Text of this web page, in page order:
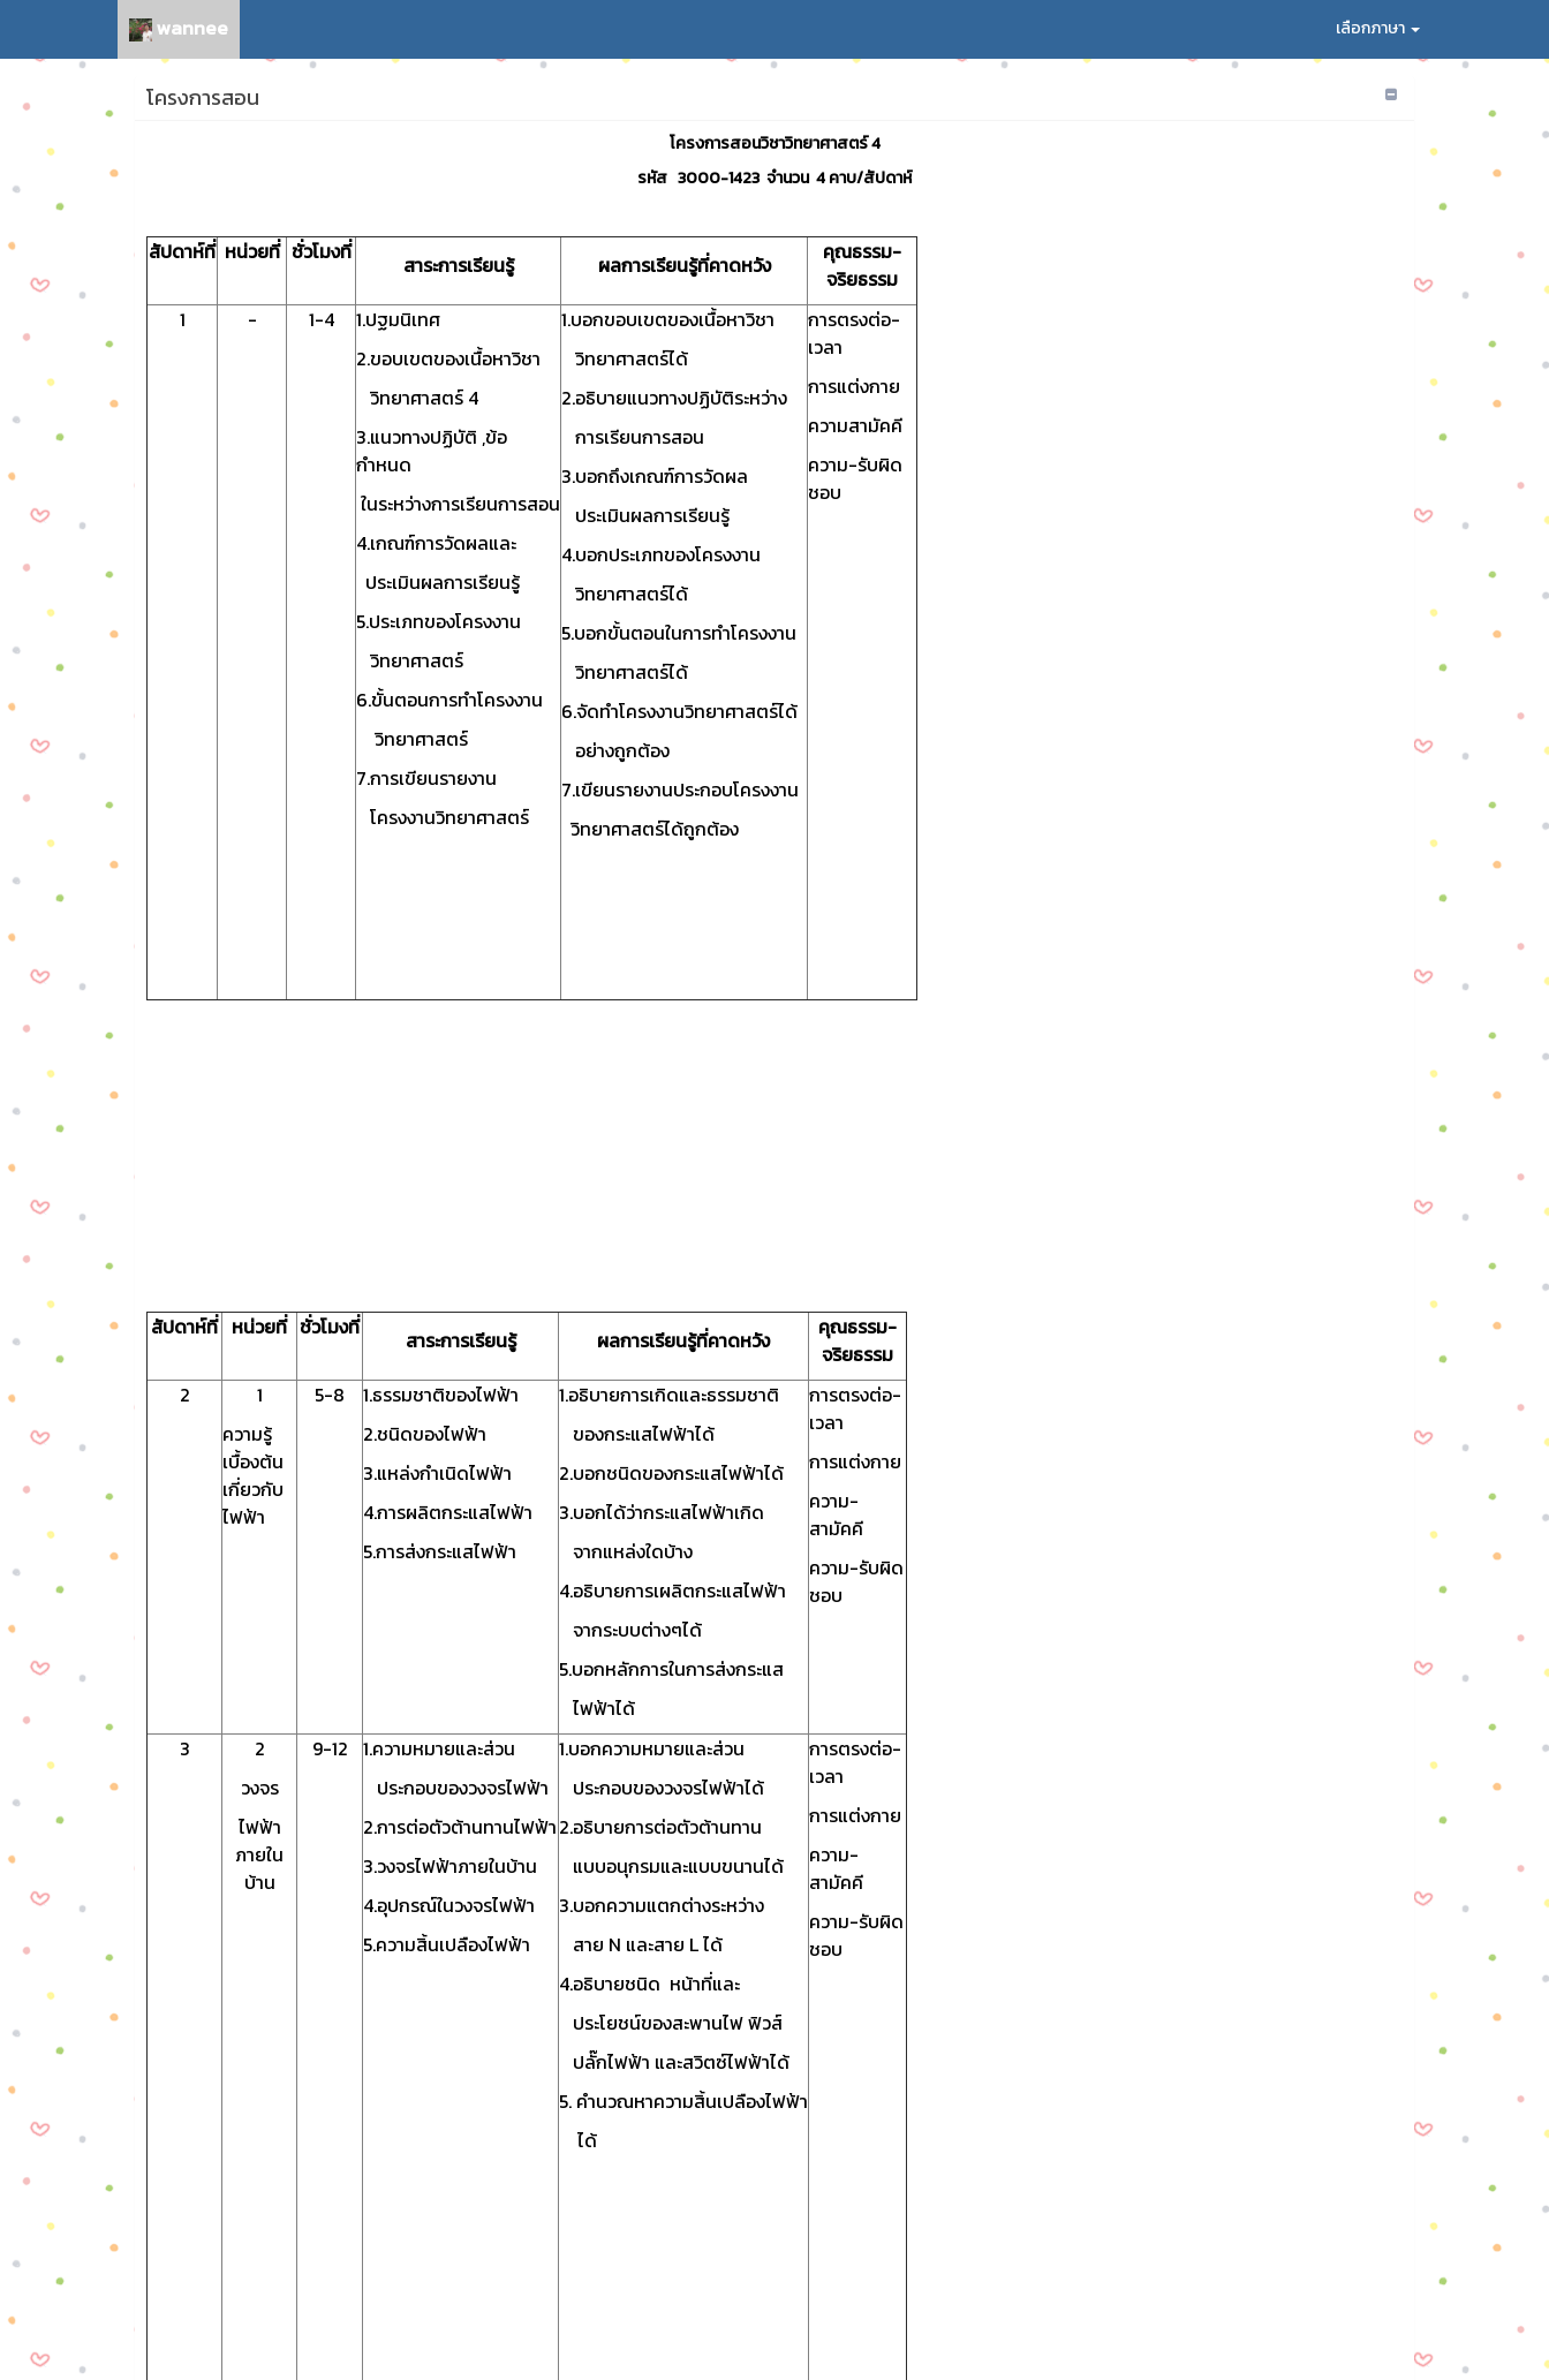
wannee เลือกภาษา
โครงการสอน
โครงการสอนวิชาวิทยาศาสตร์ 4
รหัส 3000-1423 จำนวน 4 คาบ/สัปดาห์
สัปดาห์ที่ หน่วยที่ ชั่วโมงที่ สาระการเรียนรู้ ผลการเรียนรู้ที่คาดหวัง
คุณธรรม-
จริยธรรม
1
- 1-4
1.ปฐมนิเทศ
2.ขอบเขตของเนื้อหาวิชา
วิทยาศาสตร์ 4
3.แนวทางปฏิบัติ ,ข้อ
กำหนด
ในระหว่างการเรียนการสอน
4.เกณฑ์การวัดผลและ
ประเมินผลการเรียนรู้
5.ประเภทของโครงงาน
วิทยาศาสตร์
6.ขั้นตอนการทำโครงงาน
วิทยาศาสตร์
7.การเขียนรายงาน
โครงงานวิทยาศาสตร์
1.บอกขอบเขตของเนื้อหาวิชา
วิทยาศาสตร์ได้
2.อธิบายแนวทางปฏิบัติระหว่าง
การเรียนการสอน
3.บอกถึงเกณฑ์การวัดผล
ประเมินผลการเรียนรู้
4.บอกประเภทของโครงงาน
วิทยาศาสตร์ได้
5.บอกขั้นตอนในการทำโครงงาน
วิทยาศาสตร์ได้
6.จัดทำโครงงานวิทยาศาสตร์ได้
อย่างถูกต้อง
7.เขียนรายงานประกอบโครงงาน
วิทยาศาสตร์ได้ถูกต้อง
การตรงต่อ-
เวลา
การแต่งกาย
ความสามัคคี
ความ-รับผิด
ชอบ
สัปดาห์ที่ หน่วยที่ ชั่วโมงที่ สาระการเรียนรู้ ผลการเรียนรู้ที่คาดหวัง
คุณธรรม-
จริยธรรม
2
1
ความรู้
เบื้องต้น
เกี่ยวกับ
ไฟฟ้า
5-8
1.ธรรมชาติของไฟฟ้า
2.ชนิดของไฟฟ้า
3.แหล่งกำเนิดไฟฟ้า
4.การผลิตกระแสไฟฟ้า
5.การส่งกระแสไฟฟ้า
1.อธิบายการเกิดและธรรมชาติ
ของกระแสไฟฟ้าได้
2.บอกชนิดของกระแสไฟฟ้าได้
3.บอกได้ว่ากระแสไฟฟ้าเกิด
จากแหล่งใดบ้าง
4.อธิบายการเผลิตกระแสไฟฟ้า
จากระบบต่างๆได้
5.บอกหลักการในการส่งกระแส
ไฟฟ้าได้
การตรงต่อ-
เวลา
การแต่งกาย
ความ-
สามัคคี
ความ-รับผิด
ชอบ
3
2
วงจร
ไฟฟ้า
ภายใน
บ้าน
9-12 1.ความหมายและส่วน
ประกอบของวงจรไฟฟ้า
2.การต่อตัวต้านทานไฟฟ้า
3.วงจรไฟฟ้าภายในบ้าน
4.อุปกรณ์ในวงจรไฟฟ้า
5.ความสิ้นเปลืองไฟฟ้า
1.บอกความหมายและส่วน
ประกอบของวงจรไฟฟ้าได้
2.อธิบายการต่อตัวต้านทาน
แบบอนุกรมและแบบขนานได้
3.บอกความแตกต่างระหว่าง
สาย N และสาย L ได้
4.อธิบายชนิด หน้าที่และ
ประโยชน์ของสะพานไฟ ฟิวส์
ปลั๊กไฟฟ้า และสวิตซ์ไฟฟ้าได้
5. คำนวณหาความสิ้นเปลืองไฟฟ้า
ได้
การตรงต่อ-
เวลา
การแต่งกาย
ความ-
สามัคคี
ความ-รับผิด
ชอบ